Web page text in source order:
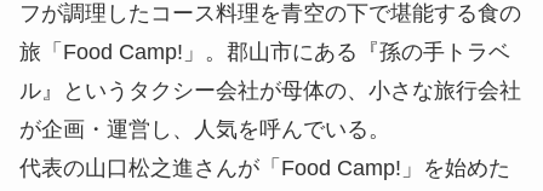
フが調理したコース料理を青空の下で堪能する食の
旅「Food Camp!」。郡山市にある『孫の手トラベ
ル』というタクシー会社が母体の、小さな旅行会社
が企画・運営し、人気を呼んでいる。
代表の山口松之進さんが「Food Camp!」を始めた